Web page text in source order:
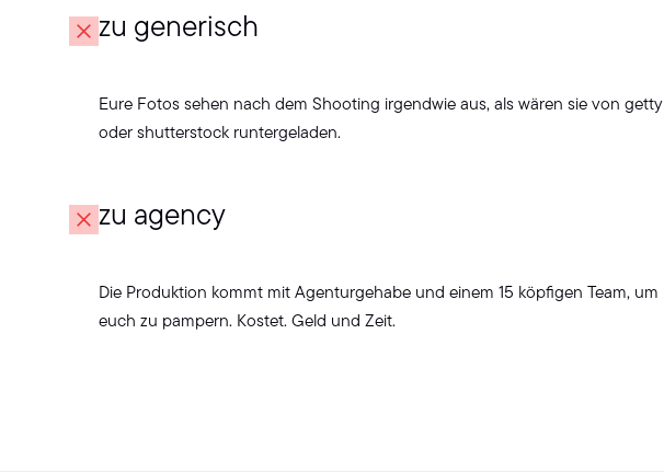
zu generisch
Eure Fotos sehen nach dem Shooting irgendwie aus, als wären sie von getty
oder shutterstock runtergeladen.
zu agency
Die Produktion kommt mit Agenturgehabe und einem 15 köpfigen Team, um
euch zu pampern. Kostet. Geld und Zeit.